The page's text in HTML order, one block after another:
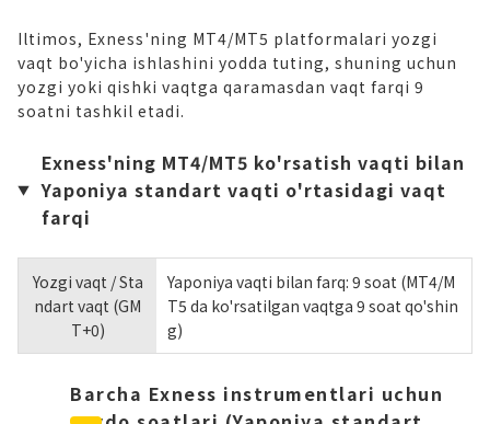
Iltimos, Exness'ning MT4/MT5 platformalari yozgi
vaqt bo'yicha ishlashini yodda tuting, shuning uchun
yozgi yoki qishki vaqtga qaramasdan vaqt farqi 9
soatni tashkil etadi.
Exness'ning MT4/MT5 ko'rsatish vaqti bilan
Yaponiya standart vaqti o'rtasidagi vaqt
farqi
Yozgi vaqt / Sta
ndart vaqt (GM
T+0)
Yaponiya vaqti bilan farq: 9 soat (MT4/M
T5 da ko'rsatilgan vaqtga 9 soat qo'shin
g)
Barcha Exness instrumentlari uchun